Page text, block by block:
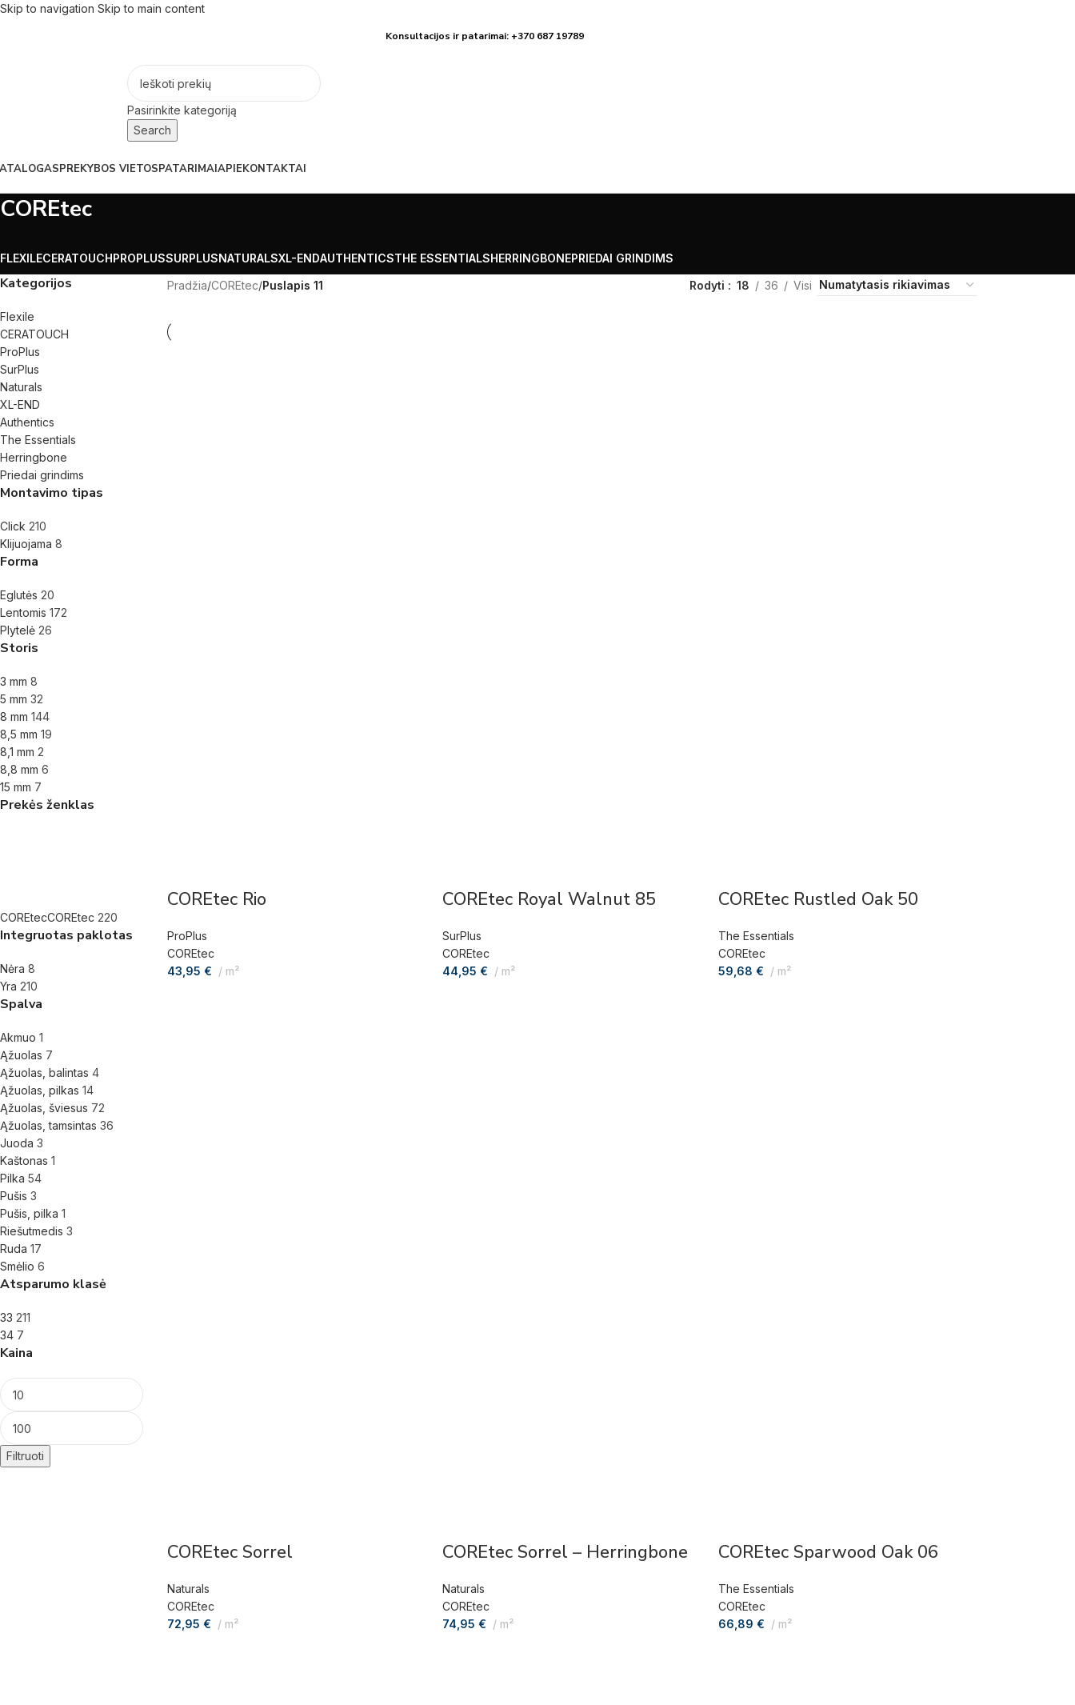
Skip to navigation Skip to main content
Konsultacijos ir patarimai: +370 687 19789
Pasirinkite kategoriją
Search
PREKYBOS VIETOSPATARIMAIAPIEKONTAKTAI
COREtec
FLEXILECERATOUCHPROPLUSSURPLUSNATURALSXL-ENDAUTHENTICSTHE ESSENTIALSHERRINGBONEPRIEDAI GRINDIMS
Kategorijos
Flexile
CERATOUCH
ProPlus
SurPlus
Naturals
XL-END
Authentics
The Essentials
Herringbone
Priedai grindims
Montavimo tipas
Click 210
Klijuojama 8
Forma
Eglutės 20
Lentomis 172
Plytelė 26
Storis
3 mm 8
5 mm 32
8 mm 144
8,5 mm 19
8,1 mm 2
8,8 mm 6
15 mm 7
Prekės ženklas
COREtecCOREtec 220
Integruotas paklotas
Nėra 8
Yra 210
Spalva
Akmuo 1
Ąžuolas 7
Ąžuolas, balintas 4
Ąžuolas, pilkas 14
Ąžuolas, šviesus 72
Ąžuolas, tamsintas 36
Juoda 3
Kaštonas 1
Pilka 54
Pušis 3
Pušis, pilka 1
Riešutmedis 3
Ruda 17
Smėlio 6
Atsparumo klasė
33 211
34 7
Kaina
Filtruoti
Pradžia/COREtec/Puslapis 11 Rodyti 18 36 Visi
COREtec Rio
ProPlus
COREtec
43,95 € m²
COREtec Royal Walnut 85
SurPlus
COREtec
44,95 € m²
COREtec Rustled Oak 50
The Essentials
COREtec
59,68 € m²
COREtec Sorrel
Naturals
COREtec
72,95 € m²
COREtec Sorrel – Herringbone
Naturals
COREtec
74,95 € m²
COREtec Sparwood Oak 06
The Essentials
COREtec
66,89 € m²